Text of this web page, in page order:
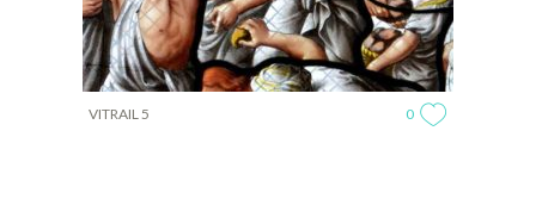
VITRAIL 5 0